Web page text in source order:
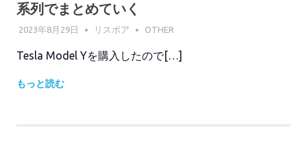
系列でまとめていく
2023年8月29日 リスボア OTHER
Tesla Model Yを購入したので[…]
もっと読む